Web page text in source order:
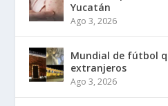
Yucatán
Ago 3, 2026
Mundial de fútbol
extranjeros
Ago 3, 2026